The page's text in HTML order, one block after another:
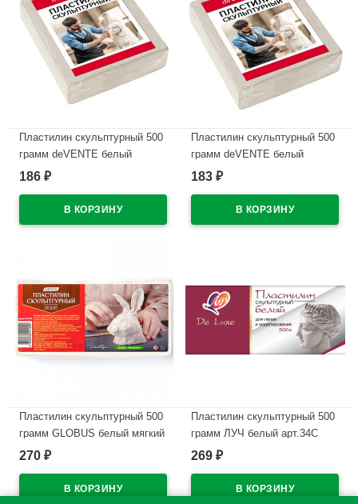
Пластилин скульптурный 500
грамм deVENTE белый
твердый арт 8042909
186 ₽
Пластилин скульптурный 500
грамм deVENTE белый
мягкий арт 8042908
183 ₽
Пластилин скульптурный 500
грамм GLOBUS белый мягкий
арт ПЛС-07М
270 ₽
Пластилин скульптурный 500
грамм ЛУЧ белый арт.34С
2244-08
269 ₽